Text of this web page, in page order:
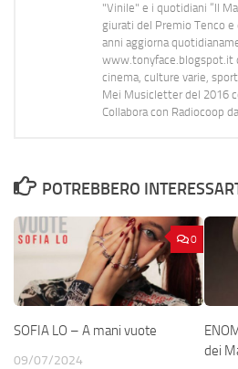
"Vinile" e i quotidiani “Il
giurati del Premio Tenco e
anni aggiorna
www.tonyface.blogspot.it
cinema, culture varie,
Mei Musicletter del 2016
Collabora con Radiocoop
POTREBBERO
0
SOFIA LO – A mani vuote
09/07/2024
dei